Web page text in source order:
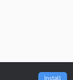
Install